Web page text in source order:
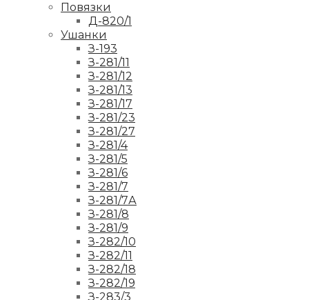
Повязки
Д-820/1
Ушанки
З-193
З-281/11
З-281/12
З-281/13
З-281/17
З-281/23
З-281/27
З-281/4
З-281/5
З-281/6
З-281/7
З-281/7А
З-281/8
З-281/9
З-282/10
З-282/11
З-282/18
З-282/19
З-283/3